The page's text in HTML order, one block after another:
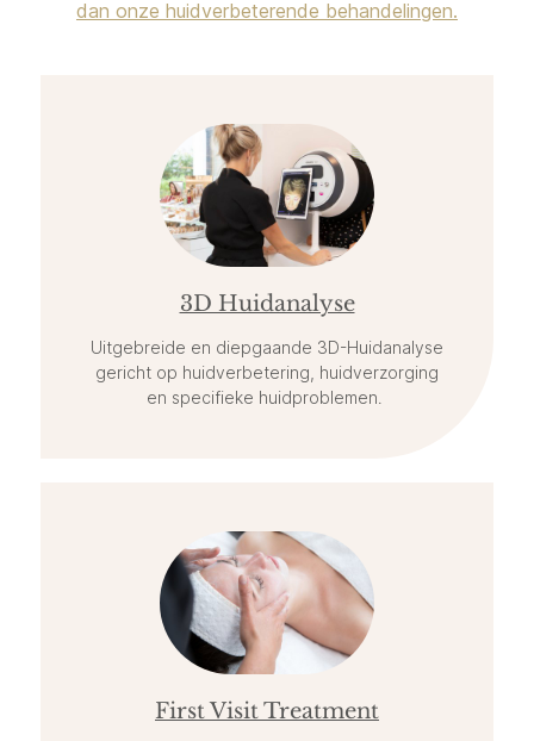
dan onze huidverbeterende behandelingen.
3D Huidanalyse
Uitgebreide en diepgaande 3D-Huidanalyse
gericht op huidverbetering, huidverzorging
en specifieke huidproblemen.
First Visit Treatment